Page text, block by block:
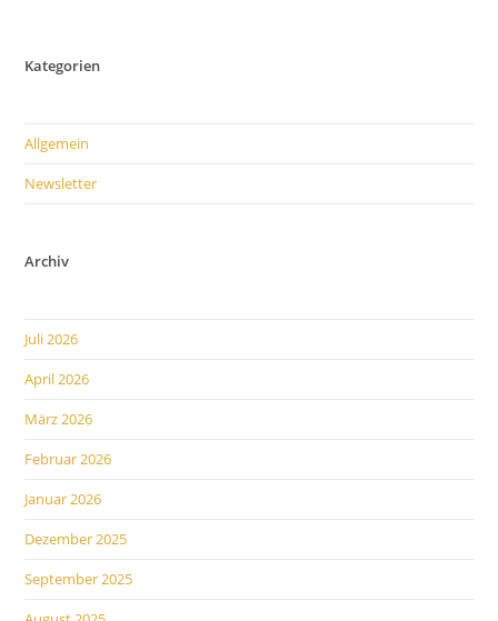
Kategorien
Allgemein
Newsletter
Archiv
Juli 2026
April 2026
März 2026
Februar 2026
Januar 2026
Dezember 2025
September 2025